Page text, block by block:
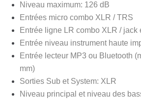
Niveau maximum: 126 dB
Entrées micro combo XLR / TRS
Entrée ligne LR combo XLR / jack
Entrée niveau instrument haute
Entrée lecteur MP3 ou Bluetooth
mm)
Sorties Sub et System: XLR
Niveau principal et niveau des